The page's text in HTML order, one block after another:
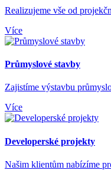
Realizujeme vše od
Více
Průmyslové stavby
Zajistíme výstavbu
Více
Developerské projekty
Našim klientům nabízíme